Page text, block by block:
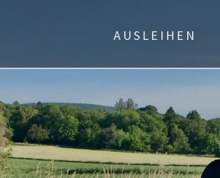
AUSLEIHEN